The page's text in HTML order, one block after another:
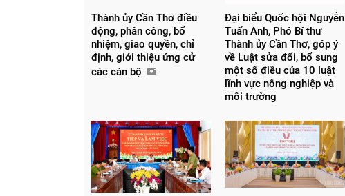
Chia sẻ
Facebook
Thành ủy Cần Thơ điều
động, phân công, bổ
nhiệm, giao quyền, chỉ
định, giới thiệu ứng cử
các cán bộ
Đại biểu Quốc hội Nguyễn
Tuấn Anh, Phó Bí thư
Thành ủy Cần Thơ, góp ý
về Luật sửa đổi, bổ sung
một số điều của 10 luật
lĩnh vực nông nghiệp và
môi trường